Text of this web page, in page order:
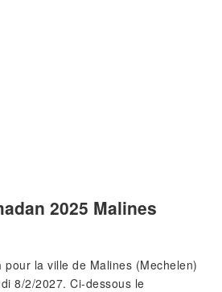
2025 Malines
pour la ville de Malines (Mechelen)
8/2/2027. Ci-dessous le